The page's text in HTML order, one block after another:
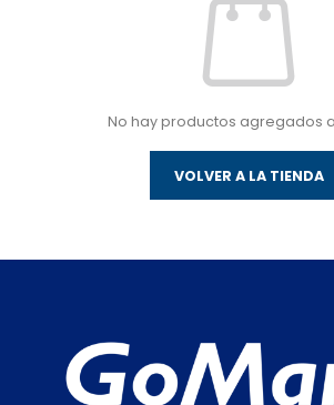
No hay productos agregados
VOLVER A LA TIENDA